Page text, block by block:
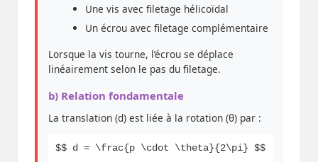
Une vis avec filetage hélicoïdal
Un écrou avec filetage complémentaire
Lorsque la vis tourne, l’écrou se déplace
linéairement selon le pas du filetage.
b) Relation fondamentale
La translation (d) est liée à la rotation (θ) par :
$$ d = \frac{p \cdot \theta}{2\pi} $$